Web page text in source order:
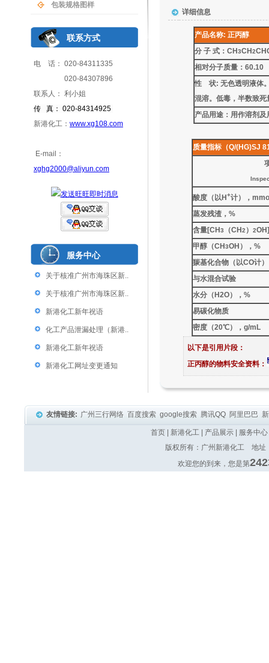
包装规格图样
联系方式
电 话： 020-84311335
020-84307896
联系人： 利小姐
传 真： 020-84314925
新港化工： www.xg108.com
E-mail：
xghg2000@aliyun.com
服务中心
关于核准广州市海珠区新..
关于核准广州市海珠区新..
新港化工新年祝语
化工产品泄漏处理（新港..
新港化工新年祝语
新港化工网址变更通知
详细信息
产品名称: 正丙醇
分 子 式：CH 3CH 2CH
相对分子质量：60.10
性 状: 无色透明液体
混溶。低毒，半数致
产品用途：用作溶剂
质量指标（Q/(HG)SJ
酸度（以H +计），
蒸发残渣，%
含量[CH 3 （CH 2） 2
甲醇（CH 3OH ），%
羰基化合物（以CO计
与水混合试验
水分（H 2O），%
易碳化物质
密度（20℃），g/mL
以下是引用片段：
正丙醇的物料安全资料：
友情链接: 广州三行网络 百度搜索 google搜索 腾讯QQ 阿里巴巴
首页 新港化工 产品展示 服务中心
版权所有：广州新港化工 地
欢迎您的到来，您是第